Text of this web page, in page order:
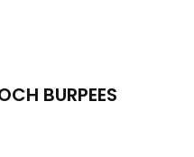
BURPEES